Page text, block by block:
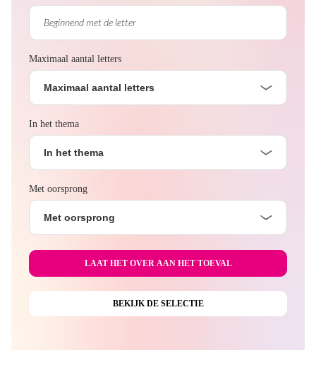
Maximaal aantal letters
Maximaal aantal letters
In het thema
In het thema
Met oorsprong
Met oorsprong